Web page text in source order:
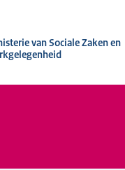
van Sociale Zaken en